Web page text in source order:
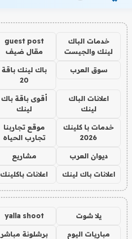
خدمات الباك
لينك والجيست
guest post
مقال ضيف
سوق العرب
باك لينك باقة
20
اعلانات الباك
لينك
أقوى باقة باك
لينك
خدمات با كلينك
2026
موقع تجاربنا
تجارب الحياه
ديوان العرب مشاريع
اعلانات باك لينك اعلانات باكلينك
يلا شوت yalla shoot
مباريات اليوم
برشلونة مباشر